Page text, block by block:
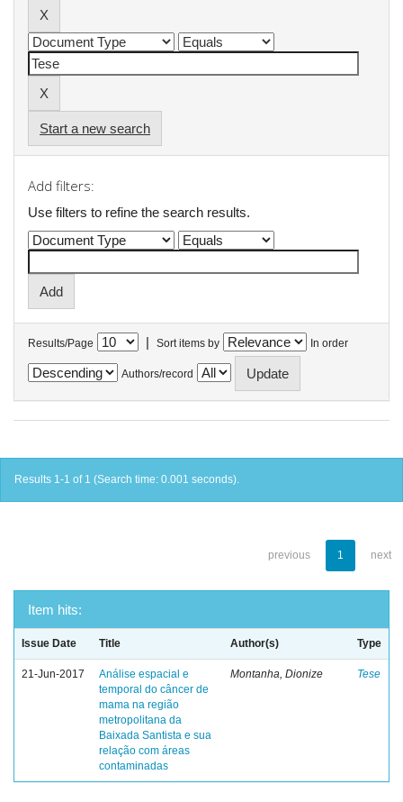
Start a new search
Add filters:
Use filters to refine the search results.
Results/Page | Sort items by In order
Authors/record
Results 1-1 of 1 (Search time: 0.001 seconds).
previous 1 next
Item hits:
Issue Date Title Author(s) Type
21-Jun-2017
Análise espacial e
temporal do câncer de
mama na região
metropolitana da
Baixada Santista e sua
relação com áreas
contaminadas
Montanha, Dionize Tese